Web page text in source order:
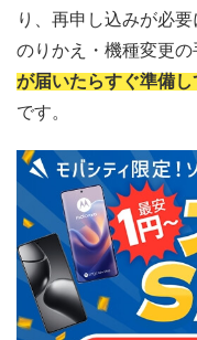
り、再申し込みが必要
のりかえ・機種変更の
が届いたらすぐ準備し
です。